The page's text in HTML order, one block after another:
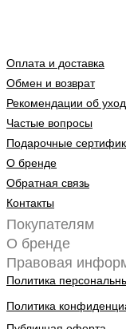
Оплата и доставка
Обмен и возврат
Рекомендации об
Частые вопросы
Подарочные
О бренде
Обратная связь
Контакты
Покупателям
О бренде
Правовая
Политика
Политика